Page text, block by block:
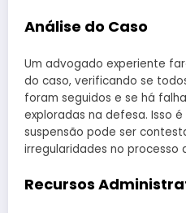
Análise do Caso
Um advogado experiente
do caso, verificando se
foram seguidos e se há
exploradas na defesa. Isso
suspensão pode ser
irregularidades no processo
Recursos